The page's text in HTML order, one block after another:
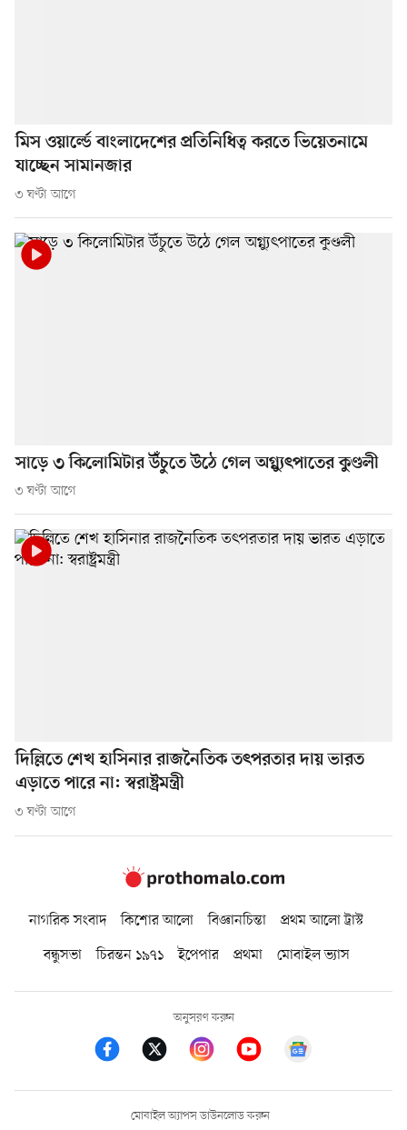
মিস ওয়ার্ল্ডে বাংলাদেশের প্রতিনিধিত্ব করতে ভিয়েতনামে
যাচ্ছেন সামানজার
৩ ঘণ্টা আগে
সাড়ে ৩ কিলোমিটার উঁচুতে উঠে গেল অগ্ন্যুৎপাতের কুণ্ডলী
৩ ঘণ্টা আগে
দিল্লিতে শেখ হাসিনার রাজনৈতিক তৎপরতার দায় ভারত
এড়াতে পারে না: স্বরাষ্ট্রমন্ত্রী
৩ ঘণ্টা আগে
নাগরিক সংবাদ কিশোর আলো বিজ্ঞানচিন্তা
প্রথম আলো ট্রাস্ট
বন্ধুসভা
চিরন্তন ১৯৭১ ইপেপার প্রথমা মোবাইল ভ্যাস
অনুসরণ করুন
মোবাইল অ্যাপস ডাউনলোড করুন